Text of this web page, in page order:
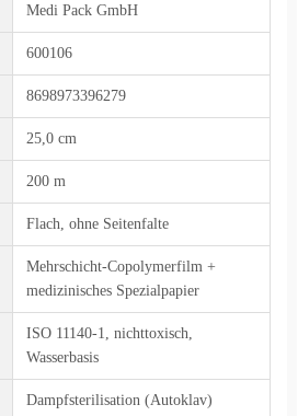
Medi Pack GmbH
600106
8698973396279
25,0 cm
200 m
Flach, ohne Seitenfalte
Mehrschicht-Copolymerfilm +
medizinisches Spezialpapier
ISO 11140-1, nichttoxisch,
Wasserbasis
Dampfsterilisation (Autoklav)